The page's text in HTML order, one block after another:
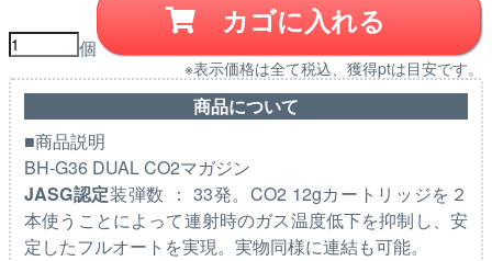
個
カゴに入れる
※表示価格は全て税込、獲得ptは目安です。
商品について
■商品説明
BH-G36 DUAL CO2マガジン
JASG認定装弾数 ： 33発。CO2 12gカートリッジを２
本使うことによって連射時のガス温度低下を抑制し、安
定したフルオートを実現。実物同様に連結も可能。